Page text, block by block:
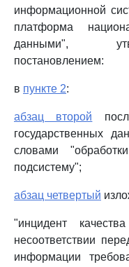
информационной
платформа
данными",
постановлением:
в пункте 2:
абзац второй
государственных
словами
подсистему";
абзац четвертый
"инцидент
несоответствии
информации